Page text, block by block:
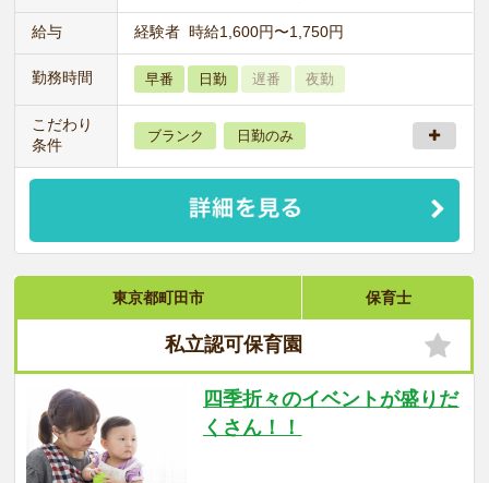
給与 経験者 時給1,600円〜1,750円
勤務時間 早番 日勤 遅番 夜勤
こだわり
条件
ブランク 日勤のみ
東京都町田市 保育士
私立認可保育園
四季折々のイベントが盛りだ
くさん！！